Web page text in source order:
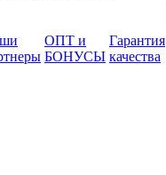
ОПТ и
БОНУСЫ
Гарантия
качества